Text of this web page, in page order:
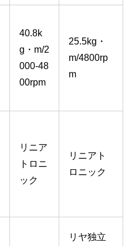
40.8k
g・m/2
000-48
00rpm
25.5kg・
m/4800rp
m
リニア
トロニ
ック
リニアト
ロニック
リヤ独立